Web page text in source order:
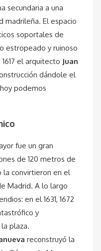
secundaria a una
madrileña. El espacio
soportales de
estropeado y ruinoso
el arquitecto Juan
dándole el
podemos
fue un gran
de 120 metros de
la convirtieron en el
Madrid. A lo largo
en el 1631, 1672
y
plaza.
reconstruyó la